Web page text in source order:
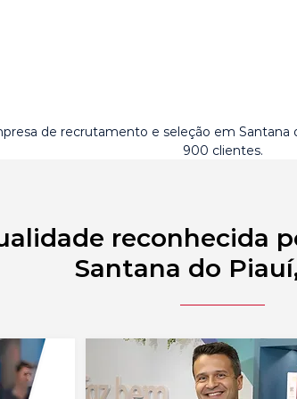
de recrutamento e seleção em Santana
900 clientes.
reconhecida
Santana do